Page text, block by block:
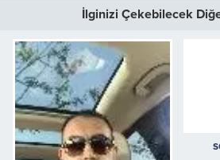
İlginizi Çekebilecek